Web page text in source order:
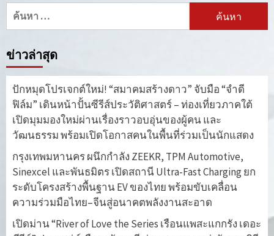
ค้นหา
ข่าวล่าสุด
ปักหมุดโปรเจกต์ใหม่! “สมาคมสร้างดาว” จับมือ “จำดี
ฟิล์ม” เดินหน้าปั้นซีรีส์ประวัติศาสตร์ – ท่องเที่ยวภาคใต้
เปิดมุมมองใหม่ผ่านเรื่องราวอบอุ่นของผู้คน และ
วัฒนธรรม พร้อมเปิดโอกาสคนในพื้นที่ร่วมเป็นนักแสดง
กรุงเทพมหานคร ผนึกกำลัง ZEEKR, TPM Automotive,
Sinexcel และพันธมิตร เปิดสถานี Ultra-Fast Charging ยก
ระดับโครงสร้างพื้นฐาน EV ของไทย พร้อมขับเคลื่อน
ความร่วมมือไทย–จีนสู่อนาคตพลังงานสะอาด
เปิดม่าน “River of Love the Series เรือนแพสะแกกรัง เดอะ